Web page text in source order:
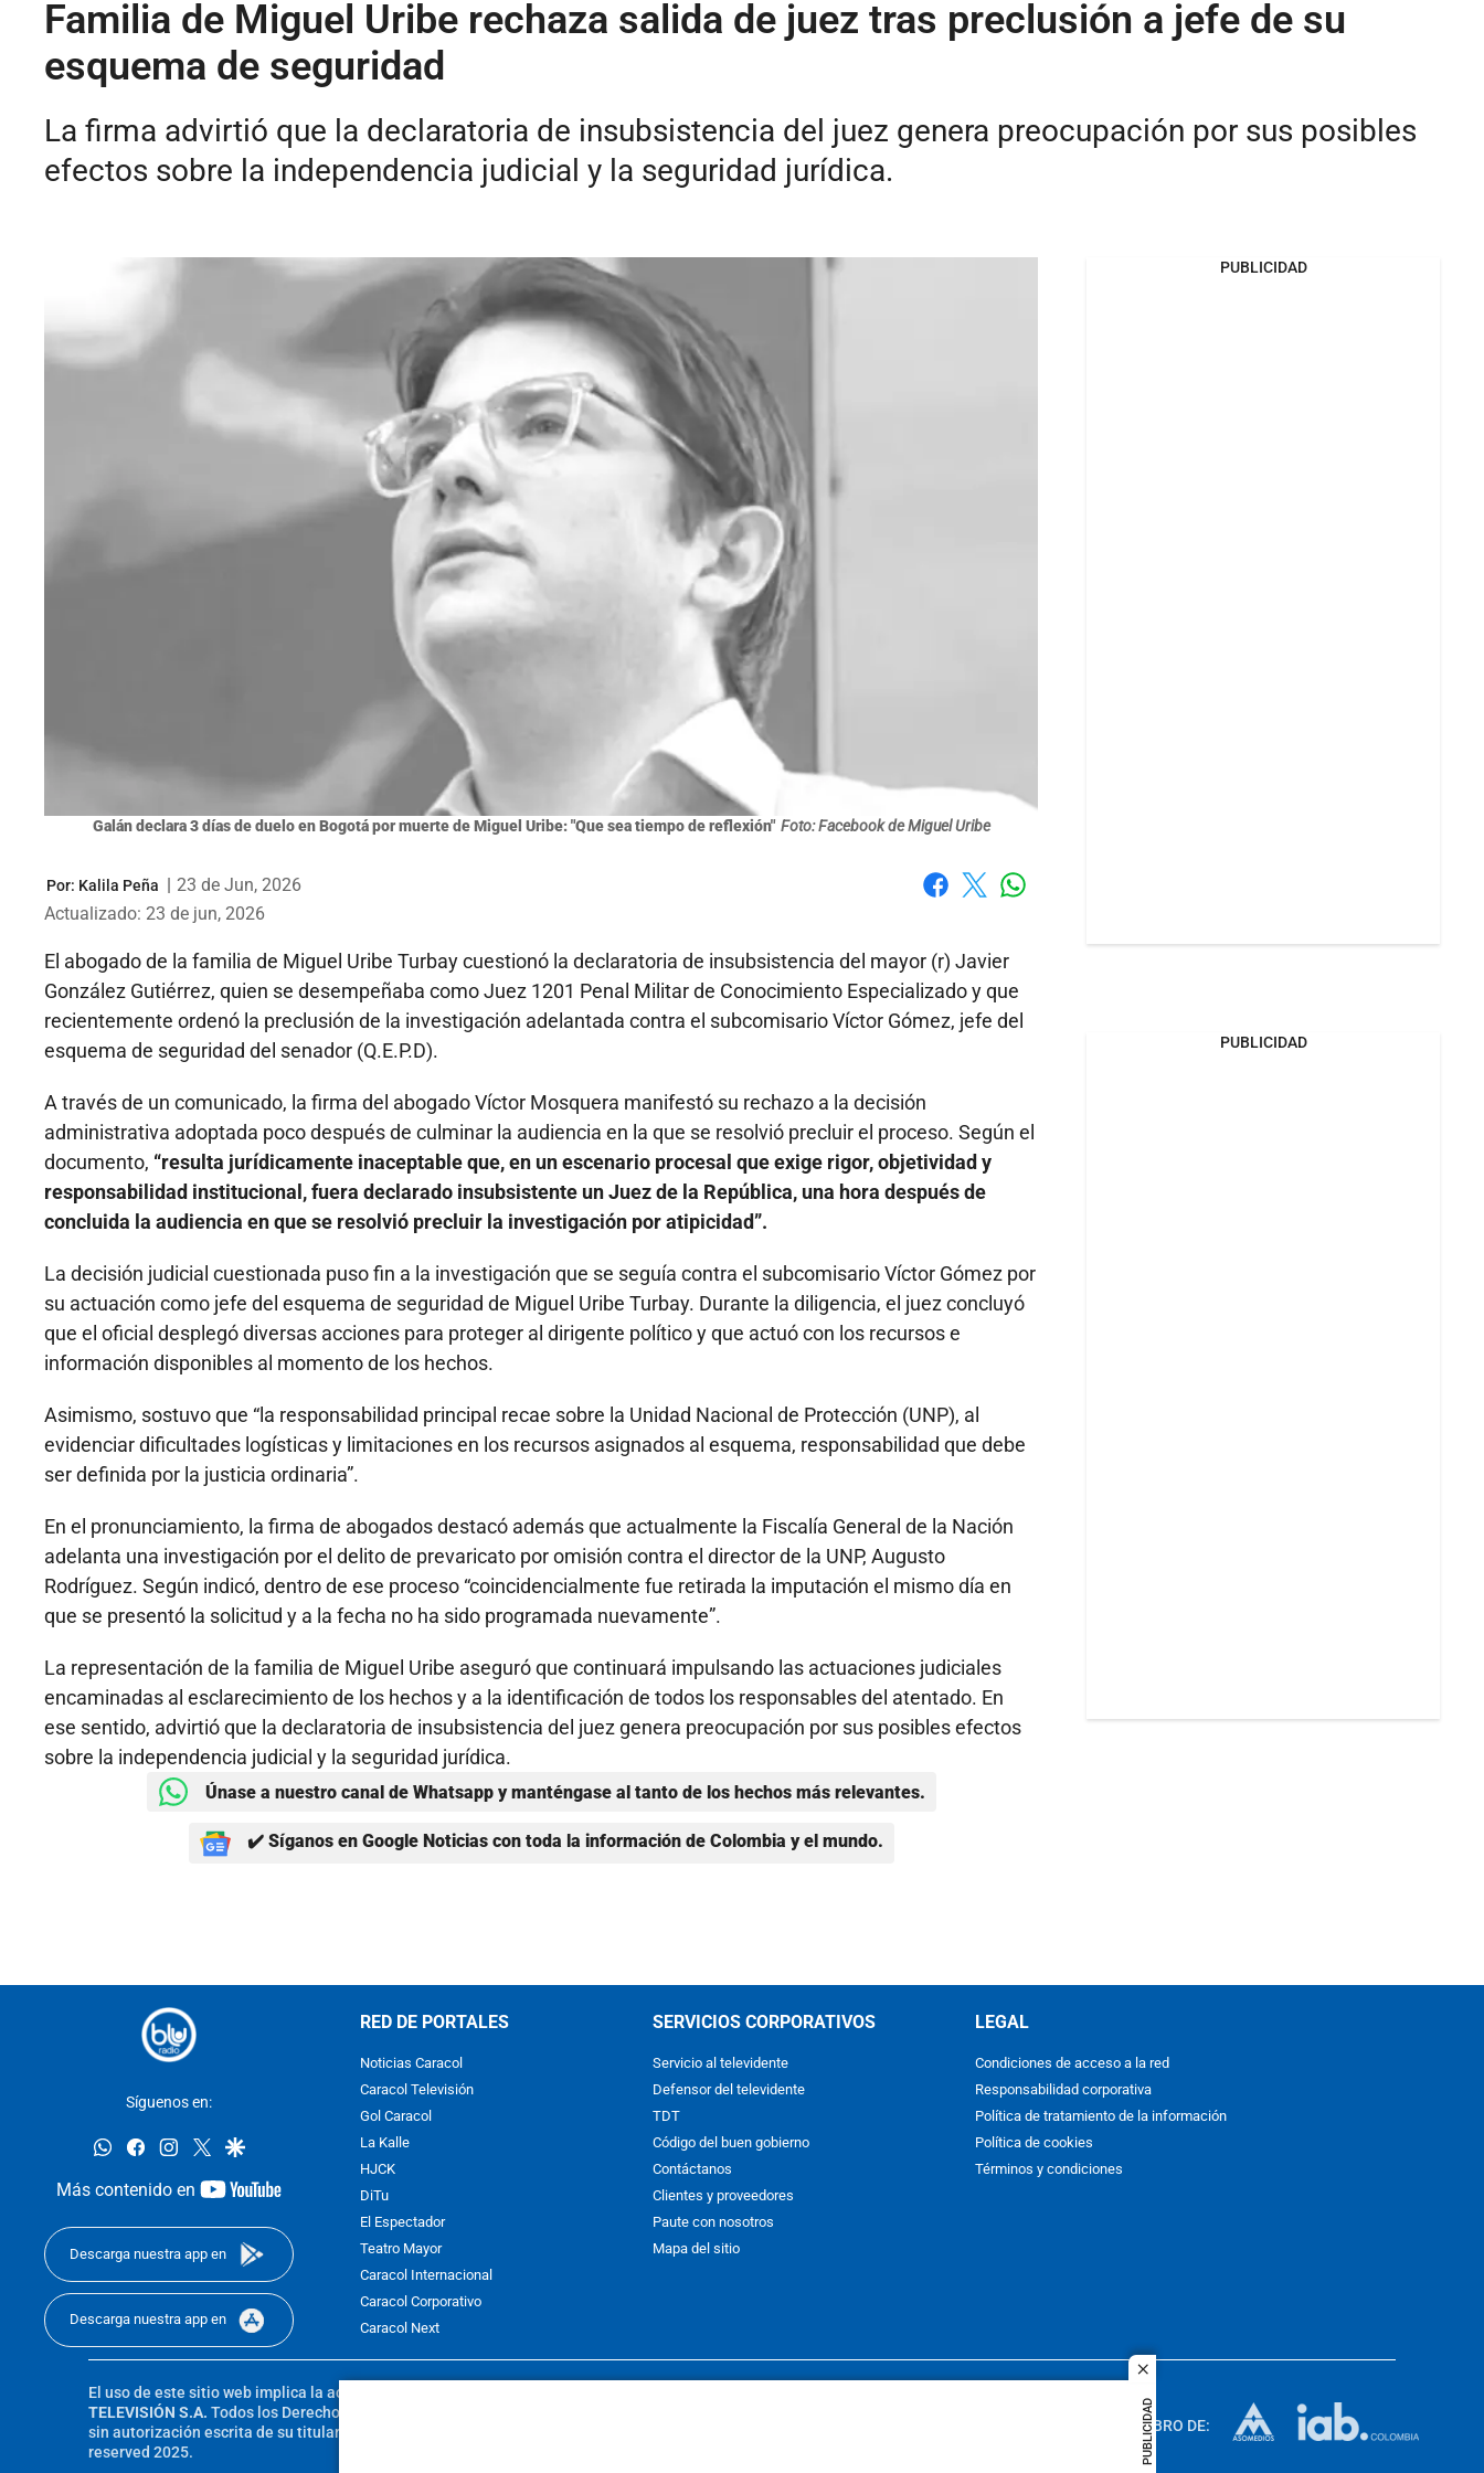
close
PUBLICIDAD
Familia de Miguel Uribe rechaza salida de juez tras preclusión a jefe de su
esquema de seguridad
La firma advirtió que la declaratoria de insubsistencia del juez genera preocupación por sus posibles
efectos sobre la independencia judicial y la seguridad jurídica.
Galán declara 3 días de duelo en Bogotá por muerte de Miguel Uribe: "Que sea tiempo de reflexión" Foto: Facebook de Miguel Uribe
Por: Kalila Peña | 23 de Jun, 2026
Actualizado: 23 de jun, 2026
El abogado de la familia de Miguel Uribe Turbay cuestionó la declaratoria de insubsistencia del mayor (r) Javier
González Gutiérrez, quien se desempeñaba como Juez 1201 Penal Militar de Conocimiento Especializado y que
recientemente ordenó la preclusión de la investigación adelantada contra el subcomisario Víctor Gómez, jefe del
esquema de seguridad del senador (Q.E.P.D).
A través de un comunicado, la firma del abogado Víctor Mosquera manifestó su rechazo a la decisión
administrativa adoptada poco después de culminar la audiencia en la que se resolvió precluir el proceso. Según el
documento, “resulta jurídicamente inaceptable que, en un escenario procesal que exige rigor, objetividad y
responsabilidad institucional, fuera declarado insubsistente un Juez de la República, una hora después de
concluida la audiencia en que se resolvió precluir la investigación por atipicidad”.
La decisión judicial cuestionada puso fin a la investigación que se seguía contra el subcomisario Víctor Gómez por
su actuación como jefe del esquema de seguridad de Miguel Uribe Turbay. Durante la diligencia, el juez concluyó
que el oficial desplegó diversas acciones para proteger al dirigente político y que actuó con los recursos e
información disponibles al momento de los hechos.
Asimismo, sostuvo que “la responsabilidad principal recae sobre la Unidad Nacional de Protección (UNP), al
evidenciar dificultades logísticas y limitaciones en los recursos asignados al esquema, responsabilidad que debe
ser definida por la justicia ordinaria”.
En el pronunciamiento, la firma de abogados destacó además que actualmente la Fiscalía General de la Nación
adelanta una investigación por el delito de prevaricato por omisión contra el director de la UNP, Augusto
Rodríguez. Según indicó, dentro de ese proceso “coincidencialmente fue retirada la imputación el mismo día en
que se presentó la solicitud y a la fecha no ha sido programada nuevamente”.
La representación de la familia de Miguel Uribe aseguró que continuará impulsando las actuaciones judiciales
encaminadas al esclarecimiento de los hechos y a la identificación de todos los responsables del atentado. En
ese sentido, advirtió que la declaratoria de insubsistencia del juez genera preocupación por sus posibles efectos
sobre la independencia judicial y la seguridad jurídica.
Únase a nuestro canal de Whatsapp y manténgase al tanto de los hechos más relevantes.
✔️ Síganos en Google Noticias con toda la información de Colombia y el mundo.
PUBLICIDAD
PUBLICIDAD
Síguenos en:
whatsappfacebookinstagram
twittergoogle
Más contenido en
youtube-
Descarga nuestra app en
Descarga nuestra app en
RED DE PORTALES
Noticias Caracol
Caracol Televisión
Gol Caracol
La Kalle
HJCK
DiTu
El Espectador
Teatro Mayor
Caracol Internacional
Caracol Corporativo
Caracol Next
SERVICIOS CORPORATIVOS
Servicio al televidente
Defensor del televidente
TDT
Código del buen gobierno
Contáctanos
Clientes y proveedores
Paute con nosotros
Mapa del sitio
LEGAL
Condiciones de acceso a la red
Responsabilidad corporativa
Política de tratamiento de la información
Política de cookies
Términos y condiciones
El uso de este sitio web implica la aceptación de los
TELEVISIÓN S.A. Todos los Derechos Reservados D.R.A. Prohibida su reproducción total o parcial, así como su traducción a cualquier idioma
sin autorización escrita de su titular. Reproduction in whole or in part, or translation without written permission is prohibited. All rights
reserved 2025.
MIEMBRO DE: